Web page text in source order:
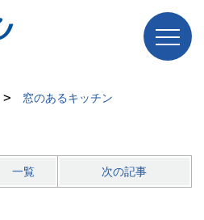
窓のあるキッチン
一覧 次の記事